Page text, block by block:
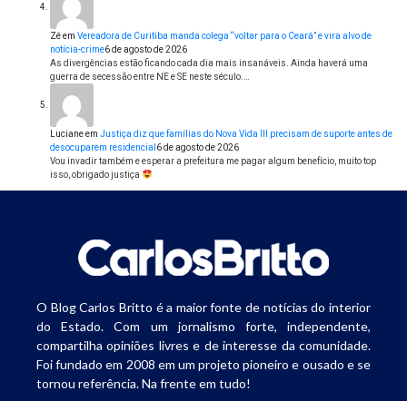
Zéem Vereadora de Curitiba manda colega “voltar para o Ceará” e vira alvo de
notícia-crime6 de agosto de 2026
As divergências estão ficando cada dia mais insanáveis. Ainda haverá uma
guerra de secessão entre NE e SE neste século.…
Lucianeem Justiça diz que famílias do Nova Vida III precisam de suporte antes de
desocuparem residencial 6 de agosto de 2026
Vou invadir também e esperar a prefeitura me pagar algum benefício, muito top
isso, obrigado justiça
O Blog Carlos Britto é a maior fonte de notícias do interior
do Estado. Com um jornalismo forte, independente,
compartilha opiniões livres e de interesse da comunidade.
Foi fundado em 2008 em um projeto pioneiro e ousado e se
tornou referência. Na frente em tudo!